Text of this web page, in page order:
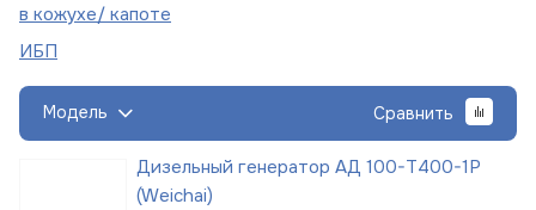
в кожухе/ капоте
ИБП
Модель Сравнить
Дизельный генератор АД 100-Т400-1Р
(Weichai)